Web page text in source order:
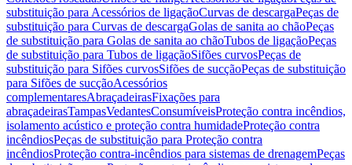
substituição para Acessórios de ligaçãoCurvas de descargaPeças de
substituição para Curvas de descargaGolas de sanita ao chãoPeças
de substituição para Golas de sanita ao chãoTubos de ligaçãoPeças
de substituição para Tubos de ligaçãoSifões curvosPeças de
substituição para Sifões curvosSifões de sucçãoPeças de substituição
para Sifões de sucçãoAcessórios
complementaresAbraçadeirasFixações para
abraçadeirasTampasVedantesConsumíveisProteção contra incêndios,
isolamento acústico e proteção contra humidadeProteção contra
incêndiosPeças de substituição para Proteção contra
incêndiosProteção contra-incêndios para sistemas de drenagemPeças